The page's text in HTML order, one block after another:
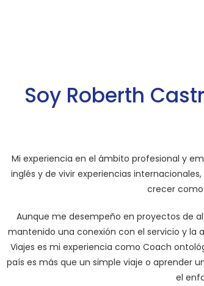
Soy Roberth
Mi experiencia en el ámbito profesional y
inglés y de vivir experiencias
crecer
Aunque me desempeño en proyectos de
mantenido una conexión con el servicio y la
Viajes es mi experiencia como Coach
país es más que un simple viaje o aprender
el